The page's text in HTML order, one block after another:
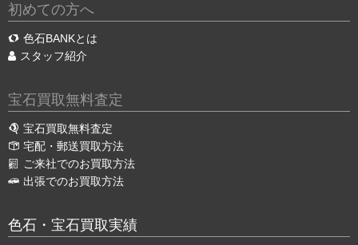
初めての方へ
色石BANKとは
スタッフ紹介
宝石買取無料査定
宝石買取無料査定
宅配・郵送買取方法
ご来社でのお買取方法
出張でのお買取方法
色石・宝石買取実績